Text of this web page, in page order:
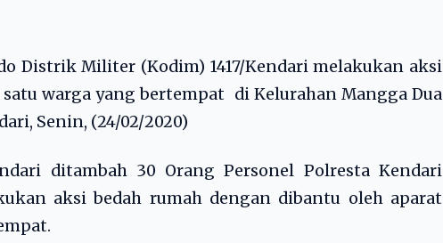
Distrik Militer (Kodim) 1417/Kendari melakukan aksi
warga yang bertempat di Kelurahan Mangga Dua
Senin, (24/02/2020)
ditambah 30 Orang Personel Polresta Kendari
aksi bedah rumah dengan dibantu oleh aparat